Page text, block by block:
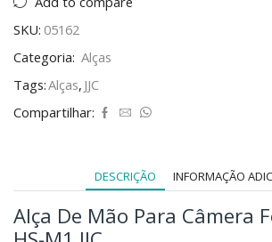
SKU: 05162
Categoria: Alças
Tags:Alças, JJC
Compartilhar:
DESCRIÇÃO INFORMAÇÃO
Alça De Mão Para Câmera